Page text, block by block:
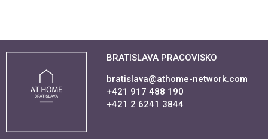
BRATISLAVA PRACOVISKO
bratislava@athome-network.com
+421 917 488 190
+421 2 6241 3844